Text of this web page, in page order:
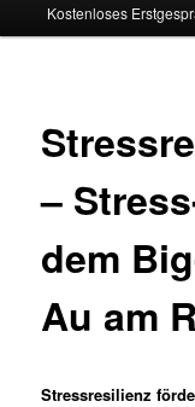
Kostenloses
–
dem
Au am
Stressresilienz